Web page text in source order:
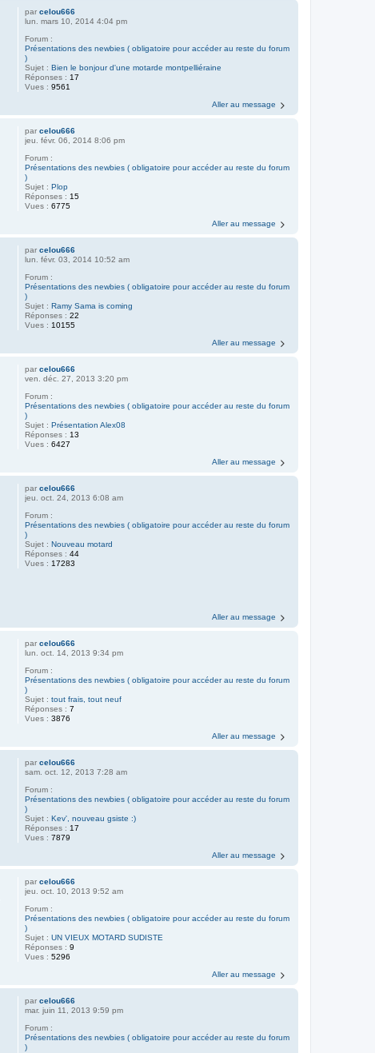
parcelou666
lun. mars 10, 2014 4:04 pm
Forum :
Présentations des newbies ( obligatoire pour accéder au reste du forum
)
Sujet :Bien le bonjour d'une motarde montpelliéraine
Réponses : 17
Vues :9561
Aller au message
parcelou666
jeu. févr. 06, 2014 8:06 pm
Forum :
Présentations des newbies ( obligatoire pour accéder au reste du forum
)
Sujet :Plop
Réponses : 15
Vues :6775
Aller au message
parcelou666
lun. févr. 03, 2014 10:52 am
Forum :
Présentations des newbies ( obligatoire pour accéder au reste du forum
)
Sujet :Ramy Sama is coming
Réponses :22
Vues : 10155
Aller au message
parcelou666
ven. déc. 27, 2013 3:20 pm
Forum :
Présentations des newbies ( obligatoire pour accéder au reste du forum
)
Sujet :Présentation Alex08
Réponses : 13
Vues :6427
Aller au message
parcelou666
jeu. oct. 24, 2013 6:08 am
Forum :
Présentations des newbies ( obligatoire pour accéder au reste du forum
)
Sujet :Nouveau motard
Réponses :44
Vues : 17283
Aller au message
parcelou666
lun. oct. 14, 2013 9:34 pm
Forum :
Présentations des newbies ( obligatoire pour accéder au reste du forum
)
Sujet :tout frais, tout neuf
Réponses :7
Vues :3876
Aller au message
parcelou666
sam. oct. 12, 2013 7:28 am
Forum :
Présentations des newbies ( obligatoire pour accéder au reste du forum
)
Sujet :Kev', nouveau gsiste :)
Réponses : 17
Vues :7879
Aller au message
parcelou666
jeu. oct. 10, 2013 9:52 am
Forum :
Présentations des newbies ( obligatoire pour accéder au reste du forum
)
Sujet :UN VIEUX MOTARD SUDISTE
Réponses :9
Vues :5296
Aller au message
parcelou666
mar. juin 11, 2013 9:59 pm
Forum :
Présentations des newbies ( obligatoire pour accéder au reste du forum
)